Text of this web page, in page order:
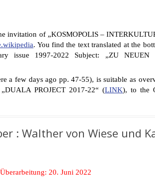
invitation of „KOSMOPOLIS –
. You find the text translated at the
issue 1997-2022 Subject: „ZU NEUEN
a few days ago pp. 47-55), is suitable as
PROJECT 2017-22“ (LINK), to the
: Walther von Wiese und
20. Juni 2022